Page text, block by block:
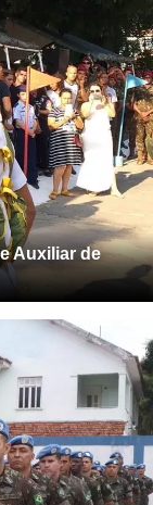
Auxiliar de